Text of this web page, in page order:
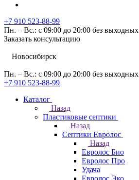
+7 910 523-88-99
Пн. – Вс.: с 09:00 до 20:00 без выходных
Заказать консультацию
Новосибирск
Пн. – Вс.: с 09:00 до 20:00 без выходных
+7 910 523-88-99
Каталог
Назад
Пластиковые септики
Назад
Септики Евролос
Назад
Евролос Био
Евролос Про
Удача
Евролос Эко